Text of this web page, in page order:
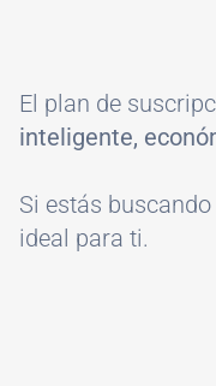
El plan de
inteligente,
Si estás
ideal para ti.